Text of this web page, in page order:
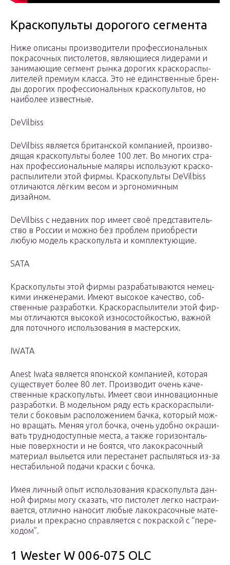
Краскопульты дорогого сегмента
Ниже опи­са­ны про­из­во­ди­те­ли про­фес­си­о­наль­ных
покра­соч­ных писто­ле­тов, явля­ю­щи­е­ся лиде­ра­ми и
зани­ма­ю­щие сег­мент рын­ка доро­гих крас­ко­рас­пы­
ли­те­лей пре­ми­ум клас­са. Это не един­ствен­ные брен­
ды доро­гих про­фес­си­о­наль­ных крас­ко­пуль­тов, но
наи­бо­лее известные.
DeVilbiss
DeVilbiss явля­ет­ся бри­тан­ской ком­па­ни­ей, про­из­во­
дя­щая крас­ко­пуль­ты более 100 лет. Во мно­гих стра­
нах про­фес­си­о­наль­ные маля­ры исполь­зу­ют крас­ко­
рас­пы­ли­те­ли этой фир­мы. Крас­ко­пуль­ты DeVilbiss
отли­ча­ют­ся лёг­ким весом и эрго­но­мич­ным
дизайном.
DeVilbiss с недав­них пор име­ет своё пред­ста­ви­тель­
ство в Рос­сии и мож­но без про­блем при­об­ре­сти
любую модель крас­ко­пуль­та и комплектующие.
SATA
Крас­ко­пуль­ты этой фир­мы раз­ра­ба­ты­ва­ют­ся немец­
ки­ми инже­не­ра­ми. Име­ют высо­кое каче­ство, соб­
ствен­ные раз­ра­бот­ки. Крас­ко­рас­пы­ли­те­ли этой фир­
мы отли­ча­ют­ся высо­кой изно­со­стой­ко­стью, важ­ной
для поточ­но­го исполь­зо­ва­ния в мастерских.
IWATA
Anest Iwata явля­ет­ся япон­ской ком­па­ни­ей, кото­рая
суще­ству­ет более 80 лет. Про­из­во­дит очень каче­
ствен­ные крас­ко­пуль­ты. Име­ет свои инно­ва­ци­он­ные
раз­ра­бот­ки. В модель­ном ряду есть крас­ко­рас­пы­ли­
те­ли с боко­вым рас­по­ло­же­ни­ем бач­ка, кото­рый мож­
но вра­щать. Меняя угол боч­ка, очень удоб­но окра­ши­
вать труд­но­до­ступ­ные места, а так­же гори­зон­таль­
ные поверх­но­сти и не боят­ся, что лако­кра­соч­ный
мате­ри­ал выльет­ся или пере­ста­нет рас­пы­лять­ся из-за
неста­биль­ной пода­чи крас­ки с бочка.
Имея лич­ный опыт исполь­зо­ва­ния крас­ко­пуль­та дан­
ной фир­мы могу ска­зать, что писто­лет лег­ко настра­и­
ва­ет­ся, отлич­но нано­сит любые лако­кра­соч­ные мате­
ри­а­лы и пре­крас­но справ­ля­ет­ся с покрас­кой с “пере­
хо­дом”.
1 Wester W 006-075 OLC